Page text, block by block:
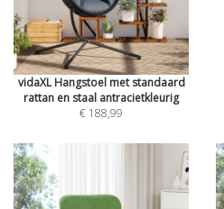
vidaXL Hangstoel met standaard
rattan en staal antracietkleurig
€ 188,99